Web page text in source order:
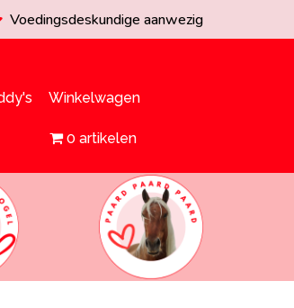
Voedingsdeskundige aanwezig
Winkelwagen
0 artikelen